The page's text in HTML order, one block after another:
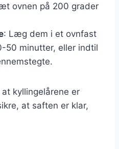
ovnen på 200 grader
: Læg dem i et ovnfast
50 minutter, eller indtil
kyllingelårene er
at saften er klar,